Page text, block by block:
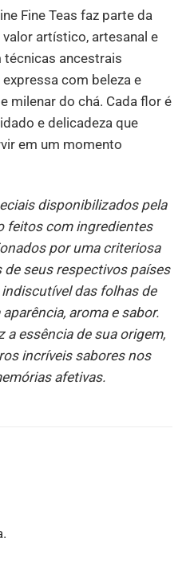
Fine Teas faz parte da
valor artístico, artesanal e
ancestrais
com beleza e
milenar do chá. Cada flor é
e delicadeza que
em um momento
disponibilizados pela
feitos com ingredientes
por uma criteriosa
seus respectivos países
das folhas de
aroma e sabor.
a essência de sua origem,
incríveis sabores nos
afetivas.